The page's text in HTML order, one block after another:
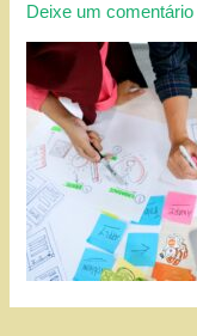
Deixe um comentário